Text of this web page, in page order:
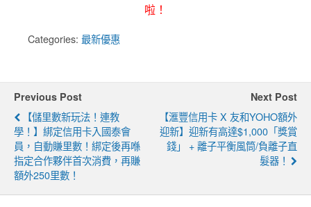
啦！
Categories: 最新優惠
Previous Post
【儲里數新玩法！連教
學！】綁定信用卡入國泰會
員，自動賺里數！綁定後再喺
指定合作夥伴首次消費，再賺
額外250里數！
Next Post
【滙豐信用卡 X 友和YOHO額外
迎新】迎新有高達$1,000「獎賞
錢」 + 離子平衡風筒/負離子直
髮器！